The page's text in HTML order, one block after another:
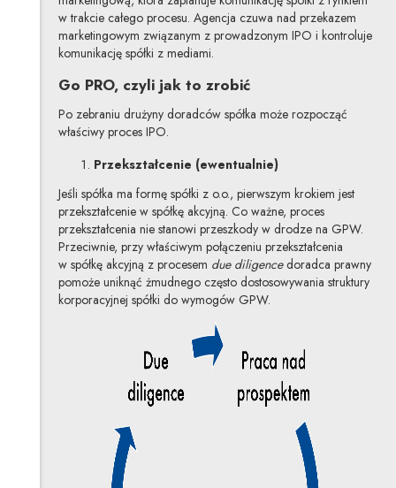
w trakcie całego procesu. Agencja czuwa nad przekazem
marketingowym związanym z prowadzonym IPO i kontroluje
komunikację spółki z mediami.
Go PRO, czyli jak to zrobić
Po zebraniu drużyny doradców spółka może rozpocząć
właściwy proces IPO.
Przekształcenie (ewentualnie)
Jeśli spółka ma formę spółki z o.o., pierwszym krokiem jest
przekształcenie w spółkę akcyjną. Co ważne, proces
przekształcenia nie stanowi przeszkody w drodze na GPW.
Przeciwnie, przy właściwym połączeniu przekształcenia
w spółkę akcyjną z procesem due diligencedoradca prawny
pomoże uniknąć żmudnego często dostosowywania struktury
korporacyjnej spółki do wymogów GPW.